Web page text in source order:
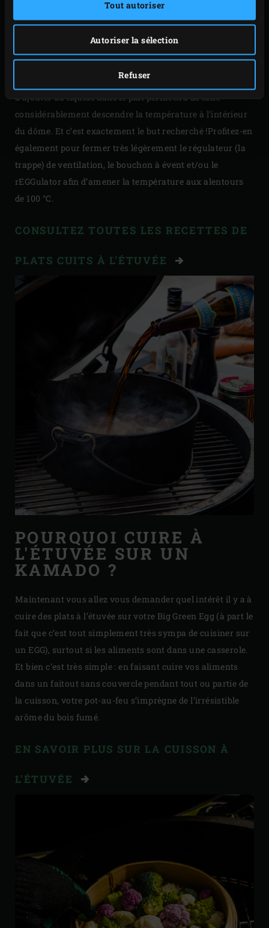
Tout autoriser
Autoriser la sélection
Refuser
cuisson sur un fourneau, vous pouvez commencer par
faire revenir les ingrédients à environ 200 °C, sans le
convEGGtor ; le fait de placer ce dernier ultérieurement et
d’ajouter du liquide dans le plat permettra de faire
considérablement descendre la température à l’intérieur
du dôme. Et c’est exactement le but recherché !Profitez-en
également pour fermer très légèrement le régulateur (la
trappe) de ventilation, le bouchon à évent et/ou le
rEGGulator afin d’amener la température aux alentours
de 100 °C.
CONSULTEZ TOUTES LES RECETTES DE
PLATS CUITS À L'ÉTUVÉE
POURQUOI CUIRE À
L'ÉTUVÉE SUR UN
KAMADO ?
Maintenant vous allez vous demander quel intérêt il y a à
cuire des plats à l’étuvée sur votre Big Green Egg (à part le
fait que c’est tout simplement très sympa de cuisiner sur
un EGG), surtout si les aliments sont dans une casserole.
Et bien c’est très simple : en faisant cuire vos aliments
dans un faitout sans couvercle pendant tout ou partie de
la cuisson, votre pot-au-feu s’imprègne de l’irrésistible
arôme du bois fumé.
EN SAVOIR PLUS SUR LA CUISSON À
L'ÉTUVÉE